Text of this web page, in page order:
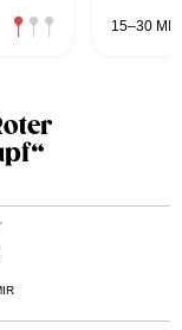
15–30 MIN